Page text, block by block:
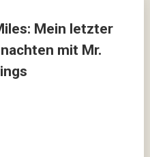
Mein letzter
mit Mr.